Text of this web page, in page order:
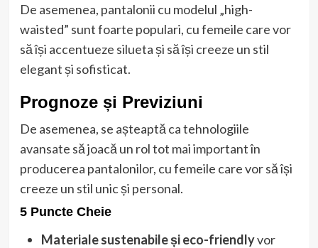
De asemenea, pantalonii cu modelul „high-
waisted” sunt foarte populari, cu femeile care vor
să își accentueze silueta și să își creeze un stil
elegant și sofisticat.
Prognoze și Previziuni
De asemenea, se așteaptă ca tehnologiile
avansate să joacă un rol tot mai important în
producerea pantalonilor, cu femeile care vor să își
creeze un stil unic și personal.
5 Puncte Cheie
Materiale sustenabile și eco-friendlyvor